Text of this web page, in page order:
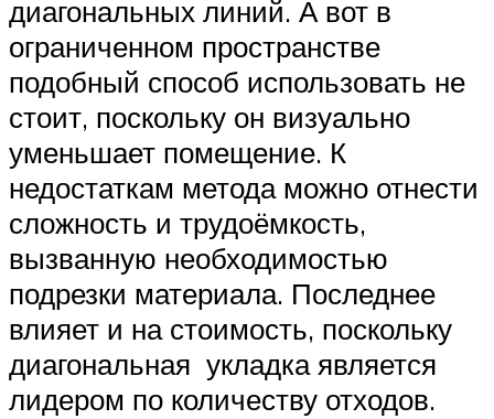
диагональных линий. А вот в
ограниченном пространстве
подобный способ использовать не
стоит, поскольку он визуально
уменьшает помещение. К
недостаткам метода можно отнести
сложность и трудоёмкость,
вызванную необходимостью
подрезки материала. Последнее
влияет и на стоимость, поскольку
диагональная укладка является
лидером по количеству отходов.